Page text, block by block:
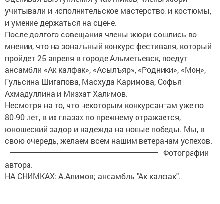
учитывали и исполнительское мастерство, и костюмы,
и умение держаться на сцене.
После долгого совещания члены жюри сошлись во
мнении, что на зональный конкурс фестиваля, который
пройдет 25 апреля в городе Альметьевск, поедут
ансамбли «Ак калфак», «Асылъяр», «Родники», «Моң»,
Гульсина Шигапова, Масхуда Каримова, Софья
Ахмадуллина и Мизхат Халимов.
Несмотря на то, что некоторым конкурсантам уже по
80-90 лет, в их глазах по прежнему отражается,
юношеский задор и надежда на новые победы. Мы, в
свою очередь, желаем всем нашим ветеранам успехов.
Фотографии
автора.
НА СНИМКАХ: А.Алимов; ансамбль "Ак калфак".